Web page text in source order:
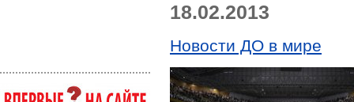
18.02.2013
Новости ДО в мире